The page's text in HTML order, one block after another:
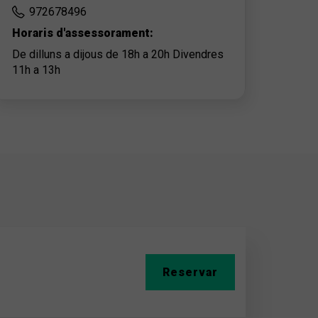
972678496
Horaris d'assessorament:
De dilluns a dijous de 18h a 20h Divendres
11h a 13h
Reservar